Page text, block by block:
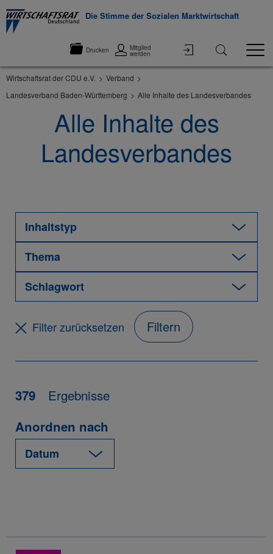
Die Stimme der Sozialen Marktwirtschaft
Drucken Mitglied
werden
Wirtschaftsrat der CDU e.V.
Verband
Landesverband Baden-Württemberg
Alle Inhalte des Landesverbandes
Alle Inhalte des
Landesverbandes
Filter zurücksetzen Filtern
379 Ergebnisse
Anordnen nach